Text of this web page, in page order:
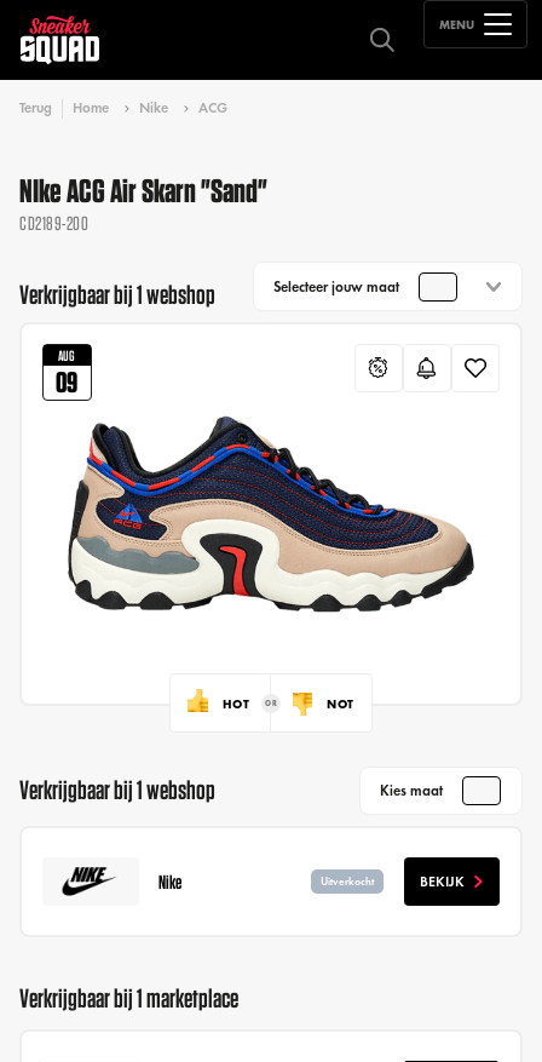
MENU
Terug Home Nike ACG
NIke ACG Air Skarn "Sand"
CD2189-200
Verkrijgbaar bij 1 webshop Selecteer jouw maat
AUG
09
HOT NOT
Verkrijgbaar bij 1 webshop Kies maat
Nike Uitverkocht BEKIJK
Verkrijgbaar bij 1 marketplace